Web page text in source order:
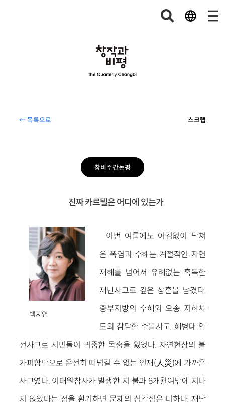
← 목록으로 스크랩
창비주간논평
진짜 카르텔은 어디에 있는가
백지연
이번 여름에도 어김없이 닥쳐
온 폭염과 수해는 계절적인 자연
재해를 넘어서 유례없는 혹독한
재난사고로 깊은 상흔을 남겼다.
중부지방의 수해와 오송 지하차
도의 참담한 수몰사고, 해병대 안
전사고로 시민들이 귀중한 목숨을 잃었다. 자연현상의 불
가피함만으로 온전히 떠넘길 수 없는 인재(人災)에 가까운
사고였다. 이태원참사가 발생한 지 불과 8개월여밖에 지나
지 않았다는 점을 환기하면 문제의 심각성은 더하다. 재난